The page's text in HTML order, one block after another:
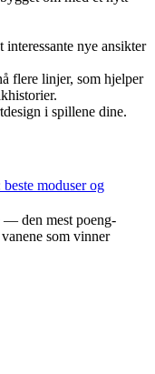
interessante nye ansikter
flere linjer, som hjelper
i spillene dine.
moduser og
— den mest poeng-
som vinner